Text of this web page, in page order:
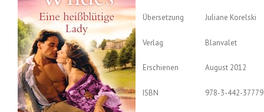
Übersetzung Juliane Korelski
Verlag Blanvalet
Erschienen August 2012
ISBN 978-3-442-